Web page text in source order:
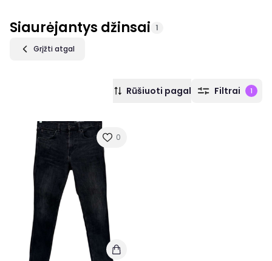
Siaurėjantys džinsai 1
Grįžti atgal
Rūšiuoti pagal Filtrai 1
0